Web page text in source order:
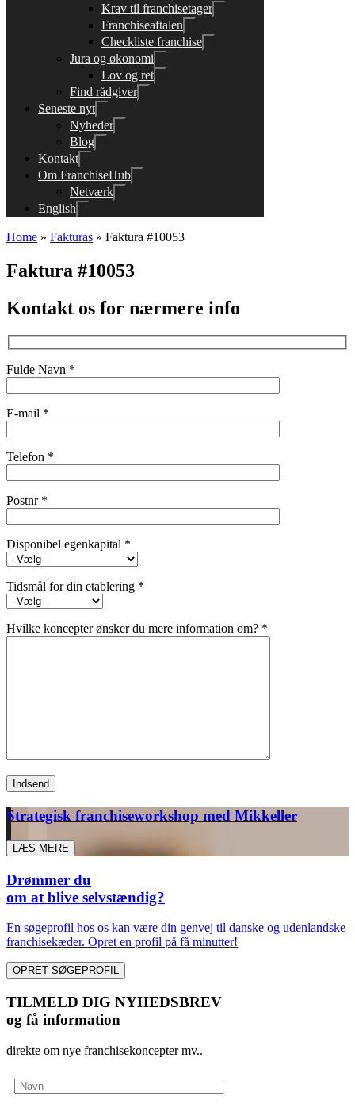
Krav til franchisetager
Franchiseaftalen
Checkliste franchise
Jura og økonomi
Lov og ret
Find rådgiver
Seneste nyt
Nyheder
Blog
Kontakt
Om FranchiseHub
Netværk
English
Home » Fakturas » Faktura #10053
Faktura #10053
Kontakt os for nærmere info
Fulde Navn *
E-mail *
Telefon *
Postnr *
Disponibel egenkapital *
Tidsmål for din etablering *
Hvilke koncepter ønsker du mere information om? *
Strategisk franchiseworkshop med Mikkeller
LÆS MERE
Drømmer du
om at blive selvstændig?
En søgeprofil hos os kan være din genvej til danske og udenlandske
franchisekæder. Opret en profil på få minutter!
OPRET SØGEPROFIL
TILMELD DIG NYHEDSBREV
og få information
direkte om nye franchisekoncepter mv..